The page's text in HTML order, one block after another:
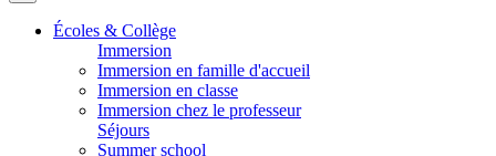
Écoles & Collège
Immersion
Immersion en famille d'accueil
Immersion en classe
Immersion chez le professeur
Séjours
Summer school